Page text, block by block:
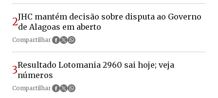
2JHC mantém decisão sobre disputa ao Governo
de Alagoas em aberto
Compartilhar
3Resultado Lotomania 2960 sai hoje; veja
números
Compartilhar